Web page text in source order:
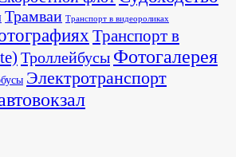
Трамваи Транспорт в видеороликах
Транспорт в
Троллейбусы Фотогалерея
Электротранспорт